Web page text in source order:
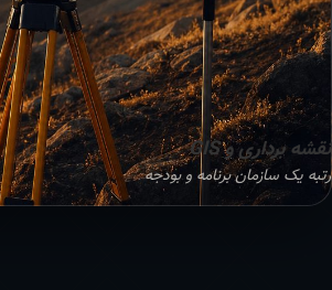
نقشه برداری و GIS
رتبه یک سازمان برنامه و بودجه